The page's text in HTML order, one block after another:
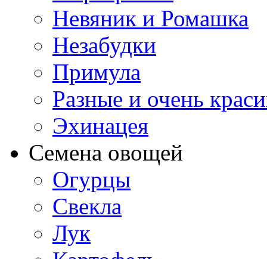
Невяник и Ромашка
Незабудки
Примула
Разные и очень
Эхинацея
Семена овощей
Огурцы
Свекла
Лук